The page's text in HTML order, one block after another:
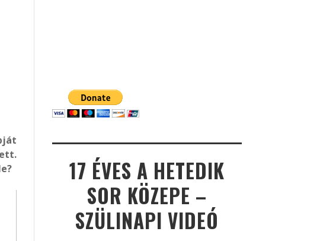
17 ÉVES A HETEDIK
SOR KÖZEPE –
SZÜLINAPI VIDEÓ